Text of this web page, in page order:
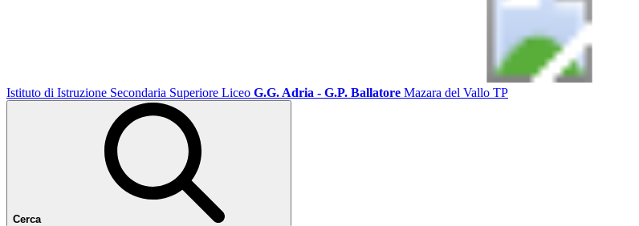
Istituto di Istruzione Secondaria Superiore Liceo G.G. Adria - G.P. Ballatore Mazara del Vallo TP
Cerca